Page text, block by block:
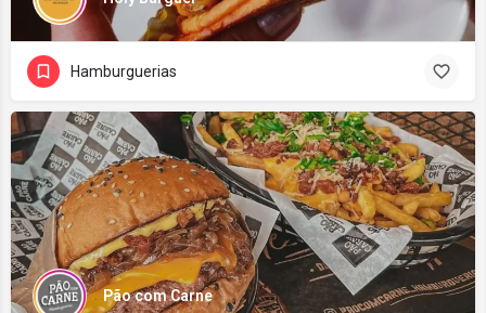
Hamburguerias
Pão com Carne